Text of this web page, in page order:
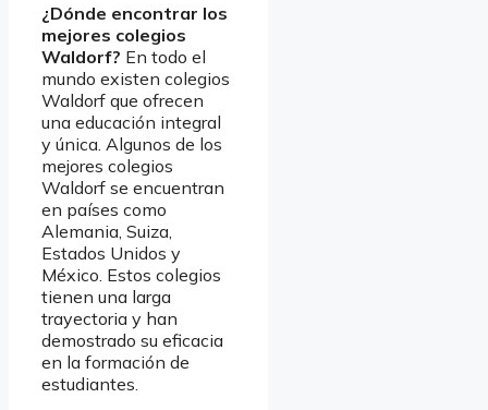
¿Dónde encontrar los
mejores colegios
Waldorf? En todo el
mundo existen colegios
Waldorf que ofrecen
una educación integral
y única. Algunos de los
mejores colegios
Waldorf se encuentran
en países como
Alemania, Suiza,
Estados Unidos y
México. Estos colegios
tienen una larga
trayectoria y han
demostrado su eficacia
en la formación de
estudiantes.